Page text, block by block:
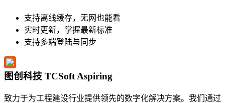
支持离线缓存，无网也能看
实时更新，掌握最新标准
支持多端登陆与同步
图创科技 TCSoft Aspiring
致力于为工程建设行业提供领先的数字化解决方案。我们通过